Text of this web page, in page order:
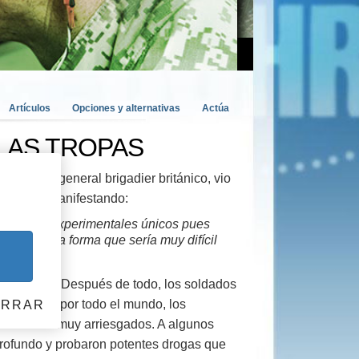
Actúa
Opciones y alternativas
Artículos
TROPAS
Rees, general brigadier británico, vio
manifestando:
experimentales únicos pues
de una forma que sería muy difícil
ayuda. Después de todo, los soldados
Y por todo el mundo, los
muy arriesgados. A algunos
y probaron potentes drogas que